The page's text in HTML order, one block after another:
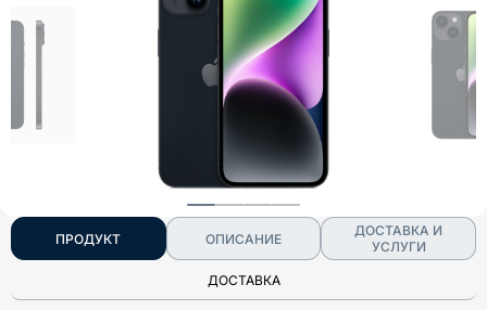
ПРОДУКТ ОПИСАНИЕ
ДОСТАВКА И
УСЛУГИ
ДОСТАВКА